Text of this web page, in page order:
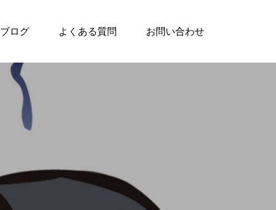
ブログ よくある質問 お問い合わせ